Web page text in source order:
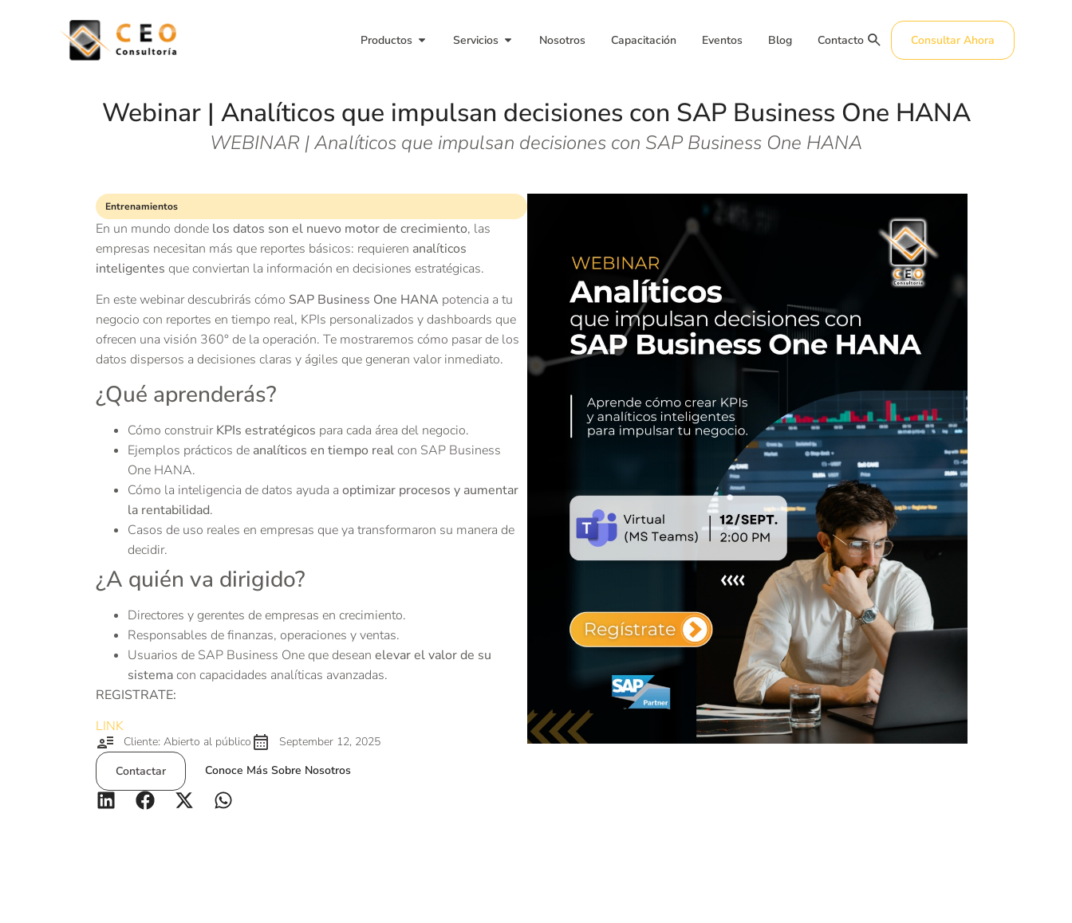
Productos Servicios Nosotros Capacitación Eventos Blog Contacto Consultar Ahora
Webinar | Analíticos que impulsan decisiones con SAP Business One HANA
WEBINAR | Analíticos que impulsan decisiones con SAP Business One HANA
Entrenamientos
En un mundo donde los datos son el nuevo motor de crecimiento, las
empresas necesitan más que reportes básicos: requieren analíticos
inteligentes que conviertan la información en decisiones estratégicas.
En este webinar descubrirás cómo SAP Business One HANA potencia a tu
negocio con reportes en tiempo real, KPIs personalizados y dashboards que
ofrecen una visión 360° de la operación. Te mostraremos cómo pasar de los
datos dispersos a decisiones claras y ágiles que generan valor inmediato.
¿Qué aprenderás?
Cómo construirKPIs estratégicos para cada área del negocio.
Ejemplos prácticos de analíticos en tiempo realcon SAP Business
One HANA.
Cómo la inteligencia de datos ayuda a optimizar procesos y aumentar
la rentabilidad.
Casos de uso reales en empresas que ya transformaron su manera de
decidir.
¿A quién va dirigido?
Directores y gerentes de empresas en crecimiento.
Responsables de finanzas, operaciones y ventas.
Usuarios de SAP Business One que desean elevar el valor de su
sistemacon capacidades analíticas avanzadas.
REGISTRATE:
LINK
Cliente: Abierto al público
September 12, 2025
Contactar
Conoce Más Sobre Nosotros